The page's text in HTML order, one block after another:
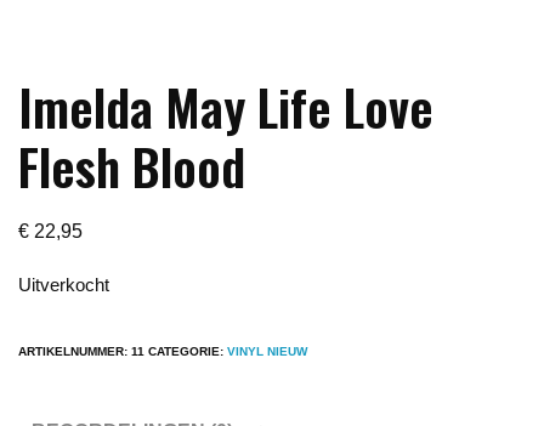
Imelda May Life Love
Flesh Blood
€ 22,95
Uitverkocht
ARTIKELNUMMER: 11 CATEGORIE: VINYL NIEUW